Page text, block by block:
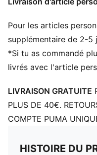
Pour les articles
supplémentaire de 2-5
*Si tu as commandé
livrés avec l'article
LIVRAISON GRATUITE
PLUS DE 40€.
COMPTE PUMA
HISTOIRE DU